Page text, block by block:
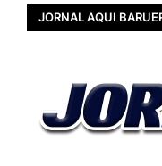
JORNAL AQUI